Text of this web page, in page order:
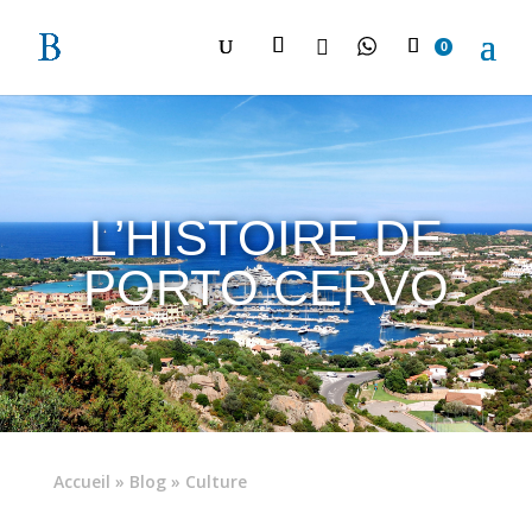
 0
L’HISTOIRE DE
PORTO CERVO
Accueil » Blog» Culture